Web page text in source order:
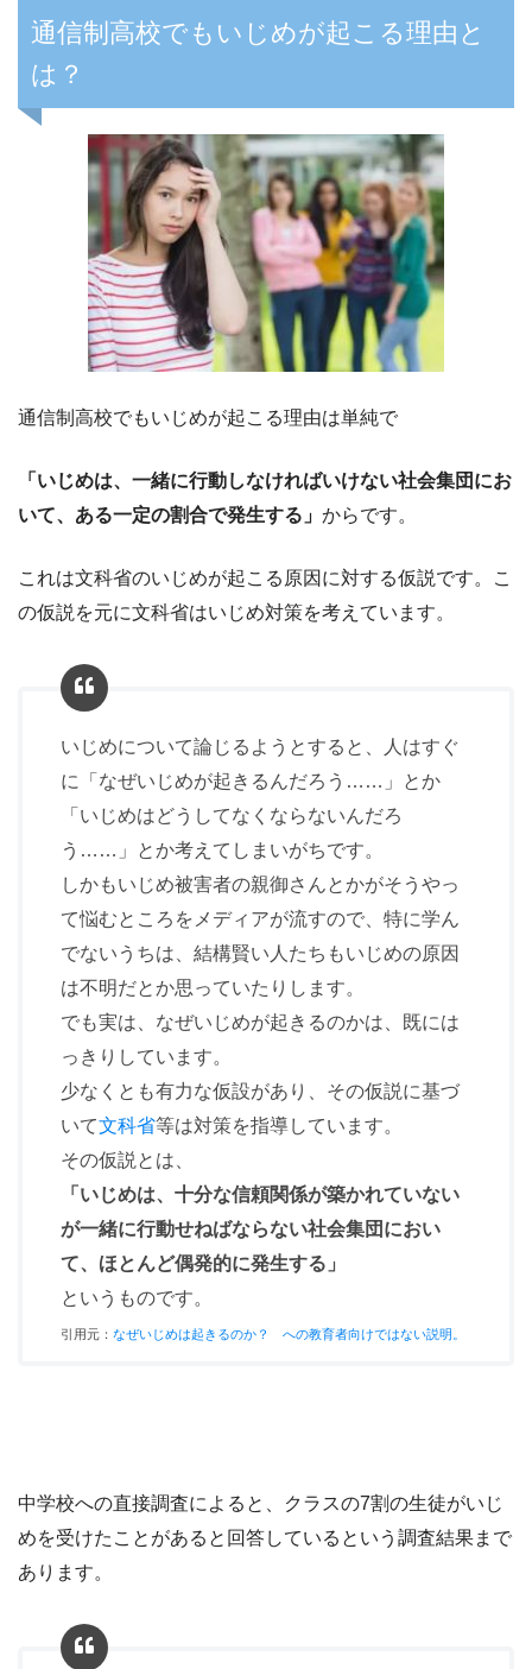
通信制高校でもいじめが起こる理由と
は？
通信制高校でもいじめが起こる理由は単純で
「いじめは、一緒に行動しなければいけない社会集団にお
いて、ある一定の割合で発生する」 からです。
これは文科省のいじめが起こる原因に対する仮説です。こ
の仮説を元に文科省はいじめ対策を考えています。
いじめについて論じるようとすると、人はすぐ
に「なぜいじめが起きるんだろう……」とか
「いじめはどうしてなくならないんだろ
う……」とか考えてしまいがちです。
しかもいじめ被害者の親御さんとかがそうやっ
て悩むところをメディアが流すので、特に学ん
でないうちは、結構賢い人たちもいじめの原因
は不明だとか思っていたりします。
でも実は、なぜいじめが起きるのかは、既には
っきりしています。
少なくとも有力な仮設があり、その仮説に基づ
いて文科省等は対策を指導しています。
その仮説とは、
「いじめは、十分な信頼関係が築かれていない
が一緒に行動せねばならない社会集団におい
て、ほとんど偶発的に発生する」
というものです。
引用元： なぜいじめは起きるのか？ への教育者向けではない説明。
中学校への直接調査によると、クラスの7割の生徒がいじ
めを受けたことがあると回答しているという調査結果まで
あります。